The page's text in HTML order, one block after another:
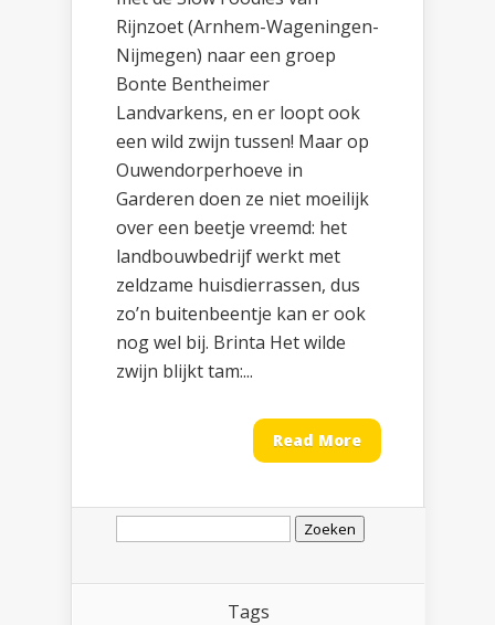
Rijnzoet (Arnhem-Wageningen-
Nijmegen) naar een groep
Bonte Bentheimer
Landvarkens, en er loopt ook
een wild zwijn tussen! Maar op
Ouwendorperhoeve in
Garderen doen ze niet moeilijk
over een beetje vreemd: het
landbouwbedrijf werkt met
zeldzame huisdierrassen, dus
zo’n buitenbeentje kan er ook
nog wel bij. Brinta Het wilde
zwijn blijkt tam:...
Read More
Zoeken
Tags